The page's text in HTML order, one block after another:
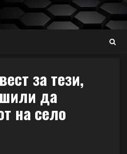
за тези,
да
на село